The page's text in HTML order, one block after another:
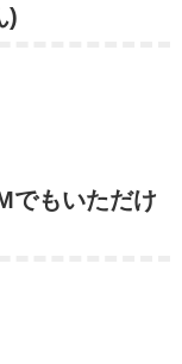
)
でもいただけ